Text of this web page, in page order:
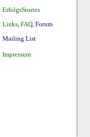
ErfolgsStories
Links FAQ Forum
Mailing List
Impressum